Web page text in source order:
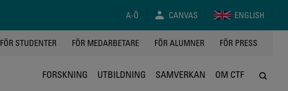
A-Ö CANVAS ENGLISH
TOPPMENY
FÖR STUDENTER FÖR MEDARBETARE FÖR ALUMNER FÖR PRESS
FORSKNING UTBILDNING SAMVERKAN OM CTF